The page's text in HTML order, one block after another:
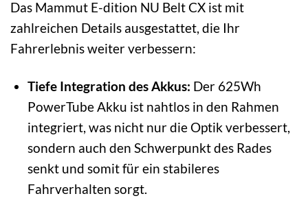
Das Mammut E-dition NU Belt CX ist mit
zahlreichen Details ausgestattet, die Ihr
Fahrerlebnis weiter verbessern:
Tiefe Integration des Akkus: Der 625Wh
PowerTube Akku ist nahtlos in den Rahmen
integriert, was nicht nur die Optik verbessert,
sondern auch den Schwerpunkt des Rades
senkt und somit für ein stabileres
Fahrverhalten sorgt.